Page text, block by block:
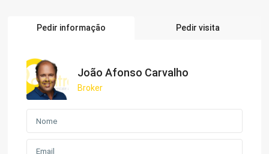
Pedir informação Pedir visita
João Afonso Carvalho
Broker